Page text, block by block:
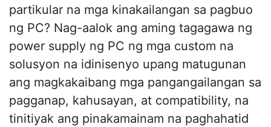
partikular na mga kinakailangan sa pagbuo
ng PC? Nag-aalok ang aming tagagawa ng
power supply ng PC ng mga custom na
solusyon na idinisenyo upang matugunan
ang magkakaibang mga pangangailangan sa
pagganap, kahusayan, at compatibility, na
tinitiyak ang pinakamainam na paghahatid